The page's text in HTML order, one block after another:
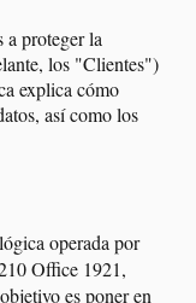
a proteger la
los "Clientes")
explica cómo
así como los
operada por
Office 1921,
es poner en